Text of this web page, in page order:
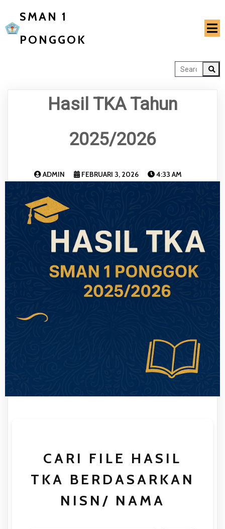
SMAN 1
PONGGOK
Hasil TKA Tahun
2025/2026
ADMIN FEBRUARI 3, 2026 4:33 AM
CARI FILE HASIL
TKA BERDASARKAN
NISN/ NAMA